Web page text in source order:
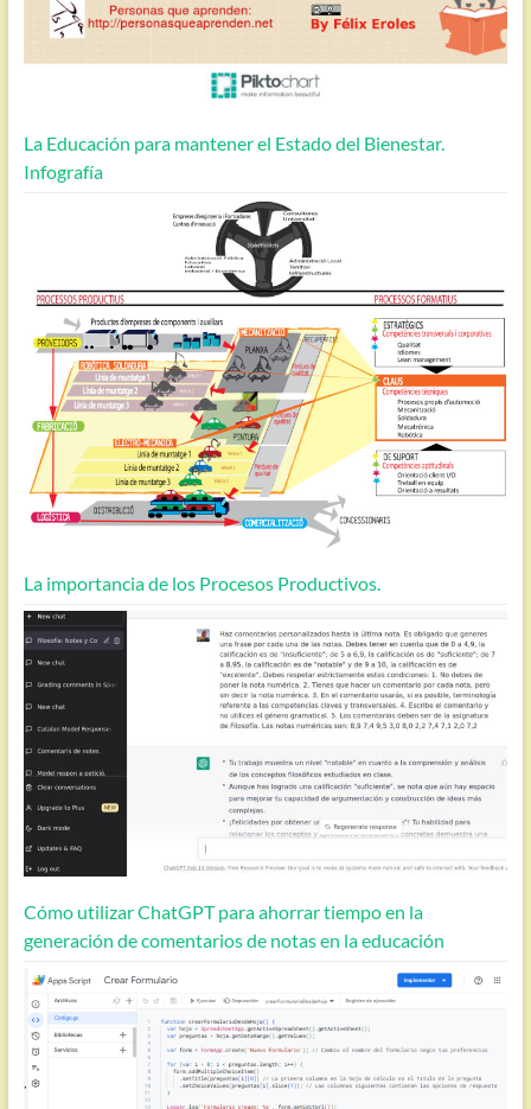
La Educación para mantener el Estado del Bienestar.
Infografía
La importancia de los Procesos Productivos.
Cómo utilizar ChatGPT para ahorrar tiempo en la
generación de comentarios de notas en la educación